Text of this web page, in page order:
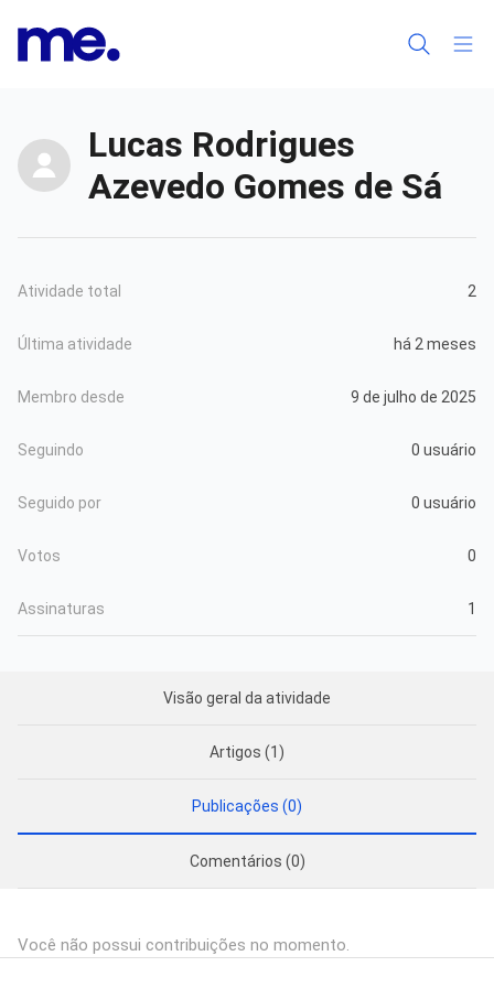
Lucas Rodrigues
Azevedo Gomes de Sá
Atividade total 2
Última atividade há 2 meses
Membro desde 9 de julho de 2025
Seguindo 0 usuário
Seguido por 0 usuário
Votos 0
Assinaturas 1
Visão geral da atividade
Artigos (1)
Publicações (0)
Comentários (0)
Você não possui contribuições no momento.